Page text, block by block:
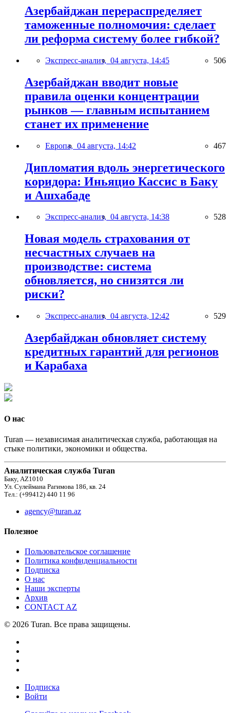
Азербайджан перераспределяет
таможенные полномочия: сделает
ли реформа систему более гибкой?
Экспресс-анализ, 04 августа, 14:45 506
Азербайджан вводит новые
правила оценки концентрации
рынков — главным испытанием
станет их применение
Европа, 04 августа, 14:42 467
Дипломатия вдоль энергетического
коридора: Иньяцио Кассис в Баку
и Ашхабаде
Экспресс-анализ, 04 августа, 14:38 528
Новая модель страхования от
несчастных случаев на
производстве: система
обновляется, но снизятся ли
риски?
Экспресс-анализ, 04 августа, 12:42 529
Азербайджан обновляет систему
кредитных гарантий для регионов
и Карабаха
О нас
Turan — независимая аналитическая служба, работающая на
стыке политики, экономики и общества.
Аналитическая служба Turan
Баку, AZ1010
Ул. Сулеймана Рагимова 186, кв. 24
Тел.: (+99412) 440 11 96
agency@turan.az
Полезное
Пользовательское соглашение
Политика конфиденциальности
Подписка
О нас
Наши эксперты
Архив
CONTACT AZ
© 2026 Turan. Все права защищены.
Подписка
Войти